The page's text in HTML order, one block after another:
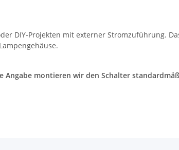
DIY-Projekten mit externer Stromzuführung.
montieren wir den Schalter